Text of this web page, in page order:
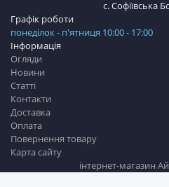
с. Софіївська
Інформація
Огляди
Новини
Статті
Контакти
Доставка
Оплата
Повернення товару
Карта сайту
Графік роботи
понеділок - п'ятниця 10:00 - 17:00
інтернет-магазин